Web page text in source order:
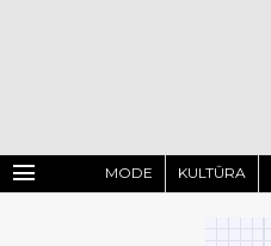
menu MODE KULTŪRA